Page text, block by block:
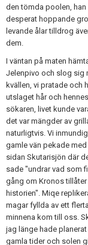
den tömda poolen,
desperat hoppande
levande ålar tilldrog
dem.
I väntan på maten
Jelenpivo och slog sig
kvällen, vi pratade och
utslaget hår och
sökaren, livet kunde
det var mängder av
naturligtvis. Vi
gamle vän pekade
sidan Skutarisjön där
sade "undrar vad som
gång om Kronos
historien". Miqe
magar fyllda av ett
minnena kom till oss.
jag länge hade
gamla tider och solen